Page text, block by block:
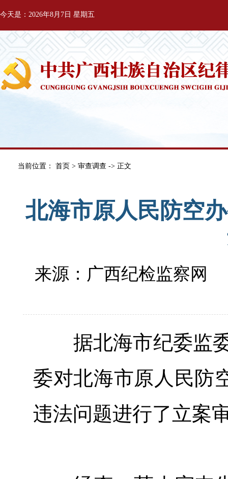
今天是：2026年8月7日 星期五
当前位置： 首页 > 审查调查 -> 正文
北海市原人民防空
来源：广西纪检监察网
据北海市纪委监委
委对北海市原人民防
违法问题进行了立案